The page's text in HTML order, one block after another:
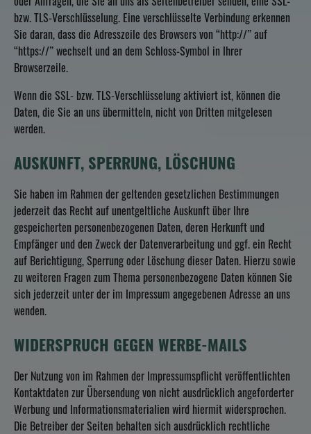
oder Anfragen, die Sie an uns als Seitenbetreiber senden, eine SSL-
bzw. TLS-Verschlüsselung. Eine verschlüsselte Verbindung erkennen
Sie daran, dass die Adresszeile des Browsers von “http://” auf
“https://” wechselt und an dem Schloss-Symbol in Ihrer
Browserzeile.
Wenn die SSL- bzw. TLS-Verschlüsselung aktiviert ist, können die
Daten, die Sie an uns übermitteln, nicht von Dritten mitgelesen
werden.
AUSKUNFT, SPERRUNG, LÖSCHUNG
Sie haben im Rahmen der geltenden gesetzlichen Bestimmungen
jederzeit das Recht auf unentgeltliche Auskunft über Ihre
gespeicherten personenbezogenen Daten, deren Herkunft und
Empfänger und den Zweck der Datenverarbeitung und ggf. ein Recht
auf Berichtigung, Sperrung oder Löschung dieser Daten. Hierzu sowie
zu weiteren Fragen zum Thema personenbezogene Daten können Sie
sich jederzeit unter der im Impressum angegebenen Adresse an uns
wenden.
WIDERSPRUCH GEGEN WERBE-MAILS
Der Nutzung von im Rahmen der Impressumspflicht veröffentlichten
Kontaktdaten zur Übersendung von nicht ausdrücklich angeforderter
Werbung und Informationsmaterialien wird hiermit widersprochen.
Die Betreiber der Seiten behalten sich ausdrücklich rechtliche